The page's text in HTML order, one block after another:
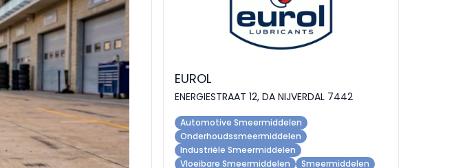
EUROL
ENERGIESTRAAT 12, DA NIJVERDAL 7442
Automotive Smeermiddelen
Onderhoudssmeermiddelen
Industriële Smeermiddelen
Vloeibare Smeermiddelen
Smeermiddelen